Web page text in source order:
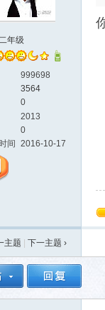
年级
999698
3564
0
2013
0
间
2016-10-17
主题 下一主题 ›